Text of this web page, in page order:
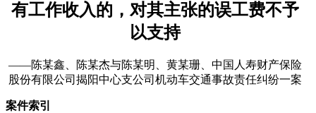
有工作收入的，对其主张的误工费不予
以支持
——陈某鑫、陈某杰与陈某明、黄某珊、中国人寿财产保险
股份有限公司揭阳中心支公司机动车交通事故责任纠纷一案
案件索引